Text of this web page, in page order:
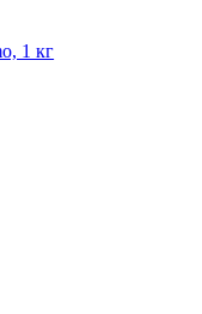
1 кг